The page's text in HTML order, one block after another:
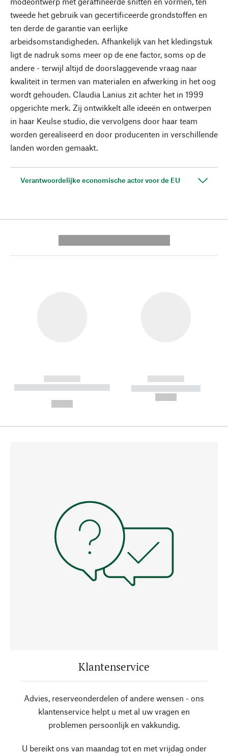
tweede het gebruik van gecertificeerde grondstoffen en
ten derde de garantie van eerlijke
arbeidsomstandigheden. Afhankelijk van het kledingstuk
ligt de nadruk soms meer op de ene factor, soms op de
andere - terwijl altijd de doorslaggevende vraag naar
kwaliteit in termen van materialen en afwerking in het oog
wordt gehouden. Claudia Lanius zit achter het in 1999
opgerichte merk. Zij ontwikkelt alle ideeën en ontwerpen
in haar Keulse studio, die vervolgens door haar team
worden gerealiseerd en door producenten in verschillende
landen worden gemaakt.
Verantwoordelijke economische actor voor de EU
------------
----------- ----------- --------
------------
----------- -----------
Klantenservice
Advies, reserveonderdelen of andere wensen - ons
klantenservice helpt u met al uw vragen en
problemen persoonlijk en vakkundig.
U bereikt ons van maandag tot en met vrijdag onder